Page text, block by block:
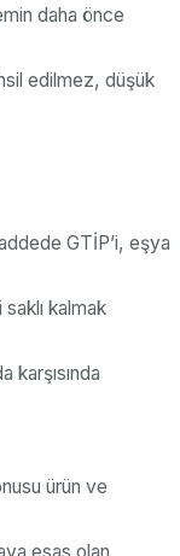
daha önce
edilmez, düşük
GTİP’i, eşya
kalmak
karşısında
ürün ve